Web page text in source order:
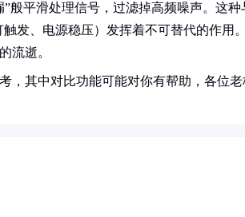
般平滑处理信号，过滤掉高频噪声。这
发、电源稳压）发挥着不可替代的作用
流逝。
，其中对比功能可能对你有帮助，各位老